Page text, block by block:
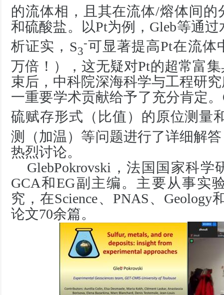
的流体相，且其在流体/熔体间的
和硫酸盐。以Pt为例， Gleb等通过
析证实， S3
-可显著提高Pt在流体
万倍！），这无疑对Pt的超常富
束后，中科院深海科学与工程研
一重要学术贡献给予了充分肯定。
硫赋存形式（比值）的原位测量
测（加温）等问题进行了详细解
热烈讨论。
GlebPokrovski ，法国国家科学
GCA和EG副主编。主要从事实
究，在Science、 PNAS、 Geology
论文70余篇。